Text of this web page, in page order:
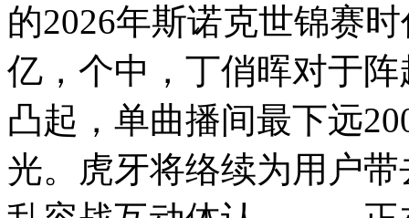
的2026年斯诺克世锦赛
亿，个中，丁俏晖对于
凸起，单曲播间最下远
光。虎牙将络续为用户